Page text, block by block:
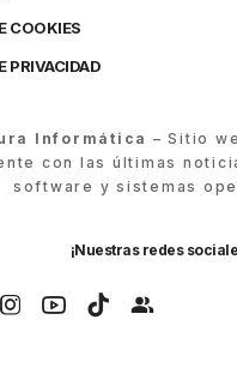
COOKIES
PRIVACIDAD
Informática – Sitio
con las últimas
software y sistemas
¡Nuestras redes